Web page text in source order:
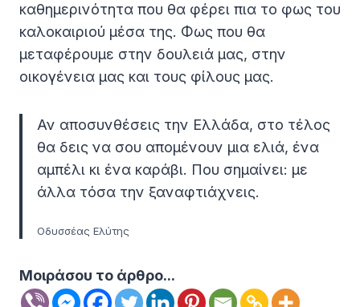
καθημερινότητα που θα φέρει πια το φως του
καλοκαιριού μέσα της. Φως που θα
μεταφέρουμε στην δουλειά μας, στην
οικογένεια μας και τους φίλους μας.
Αν αποσυνθέσεις την Ελλάδα, στο τέλος
θα δεις να σου απομένουν μια ελιά, ένα
αμπέλι κι ένα καράβι. Που σημαίνει: με
άλλα τόσα την ξαναφτιάχνεις.
Οδυσσέας Ελύτης
Μοιράσου το άρθρο...